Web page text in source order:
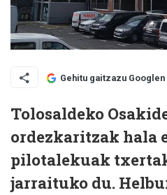
Gehitu gaitzazu Googlen
Tolosaldeko
ordezkaritzak hala
pilotalekuak
jarraituko du.